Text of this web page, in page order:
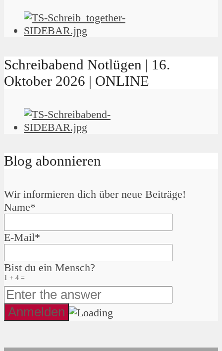
Schreibabend Notlügen | 16.
Oktober 2026 | ONLINE
Blog abonnieren
Wir informieren dich über neue Beiträge!
Name*
E-Mail*
Bist du ein Mensch?
1 + 4 =